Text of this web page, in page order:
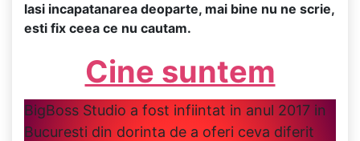
lasi incapatanarea deoparte, mai bine nu ne scrie,
esti fix ceea ce nu cautam.
Cine suntem
BigBoss Studio a fost infiintat in anul 2017 in
Bucuresti din dorinta de a oferi ceva diferit